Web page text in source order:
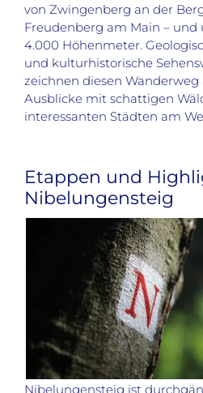
von Zwingenberg an der
Freudenberg am Main –
4.000 Höhenmeter.
und kulturhistorische
zeichnen diesen Wanderweg
Ausblicke mit schattigen
interessanten Städten am
Etappen und
Nibelungensteig
Nibelungensteig ist